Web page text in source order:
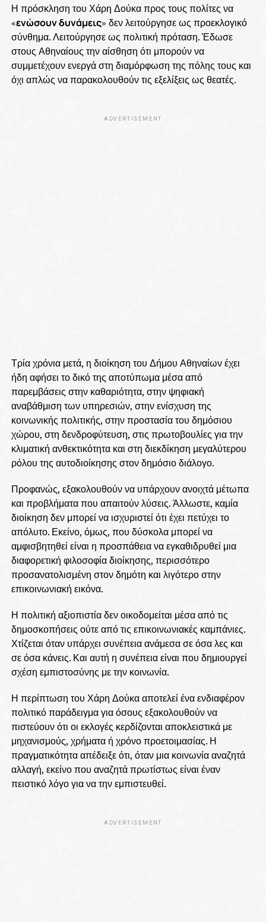
Η πρόσκληση του Χάρη Δούκα προς τους πολίτες να
«ενώσουν δυνάμεις» δεν λειτούργησε ως προεκλογικό
σύνθημα. Λειτούργησε ως πολιτική πρόταση. Έδωσε
στους Αθηναίους την αίσθηση ότι μπορούν να
συμμετέχουν ενεργά στη διαμόρφωση της πόλης τους και
όχι απλώς να παρακολουθούν τις εξελίξεις ως θεατές.
ADVERTISEMENT
Τρία χρόνια μετά, η διοίκηση του Δήμου Αθηναίων έχει
ήδη αφήσει το δικό της αποτύπωμα μέσα από
παρεμβάσεις στην καθαριότητα, στην ψηφιακή
αναβάθμιση των υπηρεσιών, στην ενίσχυση της
κοινωνικής πολιτικής, στην προστασία του δημόσιου
χώρου, στη δενδροφύτευση, στις πρωτοβουλίες για την
κλιματική ανθεκτικότητα και στη διεκδίκηση μεγαλύτερου
ρόλου της αυτοδιοίκησης στον δημόσιο διάλογο.
Προφανώς, εξακολουθούν να υπάρχουν ανοιχτά μέτωπα
και προβλήματα που απαιτούν λύσεις. Άλλωστε, καμία
διοίκηση δεν μπορεί να ισχυριστεί ότι έχει πετύχει το
απόλυτο. Εκείνο, όμως, που δύσκολα μπορεί να
αμφισβητηθεί είναι η προσπάθεια να εγκαθιδρυθεί μια
διαφορετική φιλοσοφία διοίκησης, περισσότερο
προσανατολισμένη στον δημότη και λιγότερο στην
επικοινωνιακή εικόνα.
Η πολιτική αξιοπιστία δεν οικοδομείται μέσα από τις
δημοσκοπήσεις ούτε από τις επικοινωνιακές καμπάνιες.
Χτίζεται όταν υπάρχει συνέπεια ανάμεσα σε όσα λες και
σε όσα κάνεις. Και αυτή η συνέπεια είναι που δημιουργεί
σχέση εμπιστοσύνης με την κοινωνία.
Η περίπτωση του Χάρη Δούκα αποτελεί ένα ενδιαφέρον
πολιτικό παράδειγμα για όσους εξακολουθούν να
πιστεύουν ότι οι εκλογές κερδίζονται αποκλειστικά με
μηχανισμούς, χρήματα ή χρόνο προετοιμασίας. Η
πραγματικότητα απέδειξε ότι, όταν μια κοινωνία αναζητά
αλλαγή, εκείνο που αναζητά πρωτίστως είναι έναν
πειστικό λόγο για να την εμπιστευθεί.
ADVERTISEMENT